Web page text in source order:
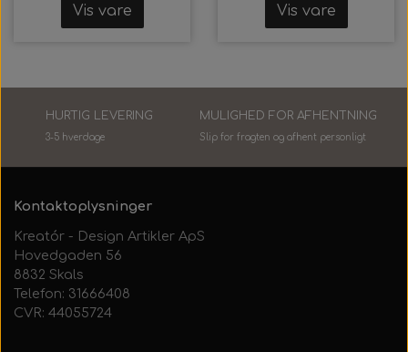
Vis vare Vis vare
HURTIG LEVERING
3-5 hverdage
MULIGHED FOR AFHENTNING
Slip for fragten og afhent personligt
Kontaktoplysninger
Kreatór - Design Artikler ApS
Hovedgaden 56
8832 Skals
Telefon: 31666408
CVR: 44055724